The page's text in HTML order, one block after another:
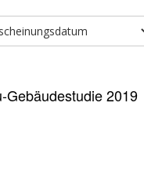
Gebäudestudie 2019